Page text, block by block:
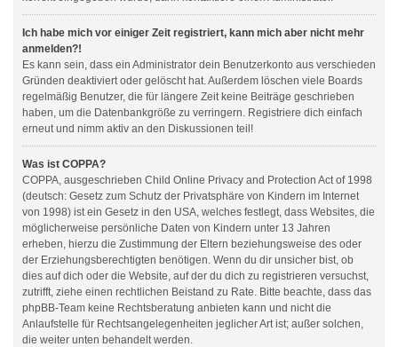
Ich habe mich vor einiger Zeit registriert, kann mich aber nicht mehr
anmelden?!
Es kann sein, dass ein Administrator dein Benutzerkonto aus verschieden
Gründen deaktiviert oder gelöscht hat. Außerdem löschen viele Boards
regelmäßig Benutzer, die für längere Zeit keine Beiträge geschrieben
haben, um die Datenbankgröße zu verringern. Registriere dich einfach
erneut und nimm aktiv an den Diskussionen teil!
Was ist COPPA?
COPPA, ausgeschrieben Child Online Privacy and Protection Act of 1998
(deutsch: Gesetz zum Schutz der Privatsphäre von Kindern im Internet
von 1998) ist ein Gesetz in den USA, welches festlegt, dass Websites, die
möglicherweise persönliche Daten von Kindern unter 13 Jahren
erheben, hierzu die Zustimmung der Eltern beziehungsweise des oder
der Erziehungsberechtigten benötigen. Wenn du dir unsicher bist, ob
dies auf dich oder die Website, auf der du dich zu registrieren versuchst,
zutrifft, ziehe einen rechtlichen Beistand zu Rate. Bitte beachte, dass das
phpBB-Team keine Rechtsberatung anbieten kann und nicht die
Anlaufstelle für Rechtsangelegenheiten jeglicher Art ist; außer solchen,
die weiter unten behandelt werden.